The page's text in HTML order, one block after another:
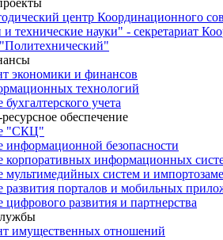
центр Координационного
и технические науки" - секретариат
экономики и финансов
технологий
учета
обеспечение
"СКЦ"
информационной безопасности
корпоративных информационных
мультимедийных систем и
развития порталов и мобильных
цифрового развития и партнерства
имущественных отношений